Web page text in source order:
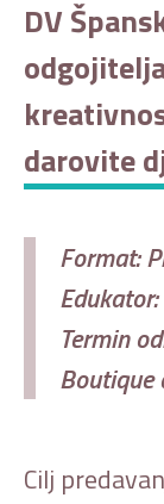
DV
darovite
Format:
Termin
Boutique
Cilj